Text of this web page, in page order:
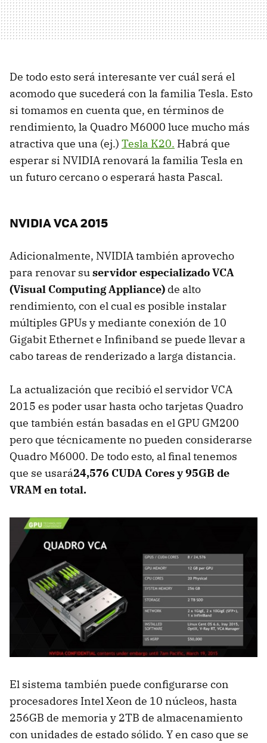
De todo esto será interesante ver cuál será el
acomodo que sucederá con la familia Tesla. Esto
si tomamos en cuenta que, en términos de
rendimiento, la Quadro M6000 luce mucho más
atractiva que una (ej.) Tesla K20. Habrá que
esperar si NVIDIA renovará la familia Tesla en
un futuro cercano o esperará hasta Pascal.
NVIDIA VCA 2015
Adicionalmente, NVIDIA también aprovecho
para renovar suservidor especializado VCA
(Visual Computing Appliance) de alto
rendimiento, con el cual es posible instalar
múltiples GPUs y mediante conexión de 10
Gigabit Ethernet e Infiniband se puede llevar a
cabo tareas de renderizado a larga distancia.
La actualización que recibió el servidor VCA
2015 es poder usar hasta ocho tarjetas Quadro
que también están basadas en el GPU GM200
pero que técnicamente no pueden considerarse
Quadro M6000. De todo esto, al final tenemos
que se usará24,576 CUDA Cores y 95GB de
VRAM en total.
El sistema también puede configurarse con
procesadores Intel Xeon de 10 núcleos, hasta
256GB de memoria y 2TB de almacenamiento
con unidades de estado sólido. Y en caso que se